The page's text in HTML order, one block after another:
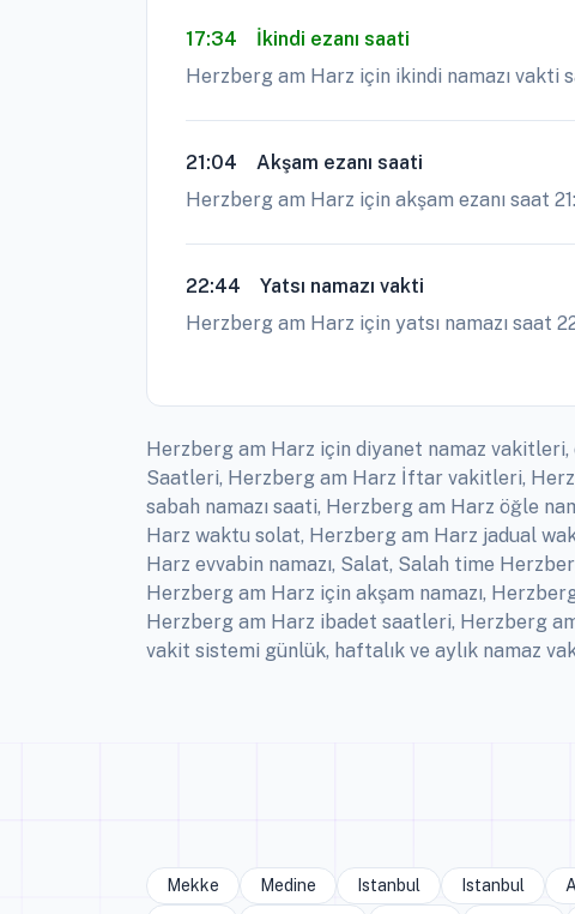
17:34
İkindi ezanı saati
Herzberg am Harz için ikindi namazı vakti
21:04
Akşam ezanı saati
Herzberg am Harz için akşam ezanı saat
22:44
Yatsı namazı vakti
Herzberg am Harz için yatsı namazı saat
Herzberg am Harz için diyanet namaz
Saatleri, Herzberg am Harz İftar vakitleri,
sabah namazı saati, Herzberg am Harz öğle
Harz waktu solat, Herzberg am Harz jadual
Harz evvabin namazı, Salat, Salah time
Herzberg am Harz için akşam namazı,
Herzberg am Harz ibadet saatleri, Herzberg
vakit sistemi günlük, haftalık ve aylık namaz
Mekke Medine Istanbul Istanbul